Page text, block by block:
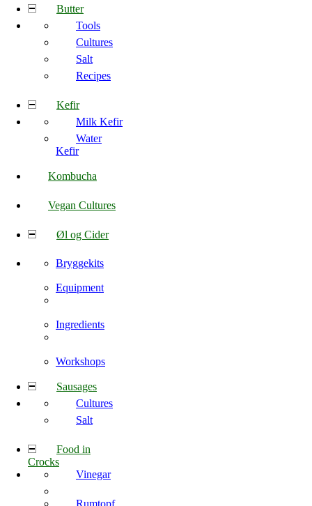
Butter
Tools
Cultures
Salt
Recipes
Kefir
Milk Kefir
Water
Kefir
Kombucha
Vegan Cultures
Øl og Cider
Bryggekits
Equipment
Ingredients
Workshops
Sausages
Cultures
Salt
Food in
Crocks
Vinegar
Rumtopf